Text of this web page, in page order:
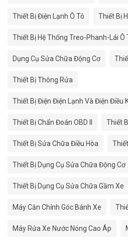
Thiết Bị Điện Lạnh Ô Tô Thiết Bị
Thiết Bị Hệ Thống Treo-Phanh-Lái Ô
Dụng Cụ Sửa Chữa Động Cơ
Thiết Bị Thông Rửa
Thiết Bị Điện Điện Lạnh Và Điện Điều
Thiết Bị Chẩn Đoán OBD II Thiết
Thiết Bị Sửa Chữa Điều Hòa
Thiết Bị Dụng Cụ Sửa Chữa Động Cơ
Thiết Bị Dụng Cụ Sửa Chữa Gầm Xe
Máy Căn Chỉnh Góc Bánh Xe
Máy Rửa Xe Nước Nóng Cao Áp